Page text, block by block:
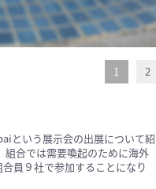
1 2
という展示会の出展について紹
組合では需要喚起のために海外
員９社で参加することになり